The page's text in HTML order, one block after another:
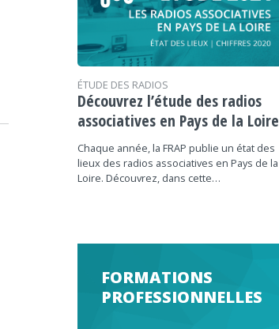
ÉTUDE DES RADIOS
Découvrez l’étude des radios
associatives en Pays de la Loire
Chaque année, la FRAP publie un état des
lieux des radios associatives en Pays de la
Loire. Découvrez, dans cette…
FORMATIONS
PROFESSIONNELLES